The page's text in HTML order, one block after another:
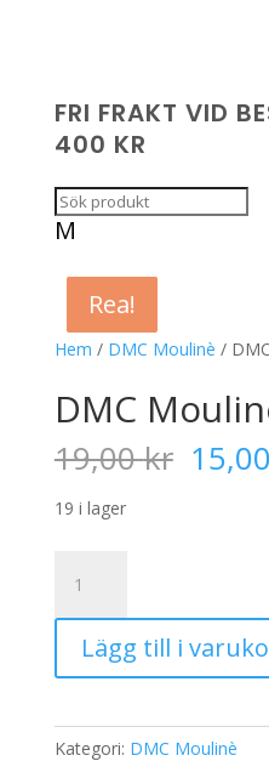
FRI FRAKT VID
400 KR
M
Hem / DMC Moulinè /
Rea!
DMC
19,00kr Det
15,00
19 i lager
Moulinè
893
mängdLägg till i
Kategori: DMC Moulinè
Rea!
Rea!
Rea!